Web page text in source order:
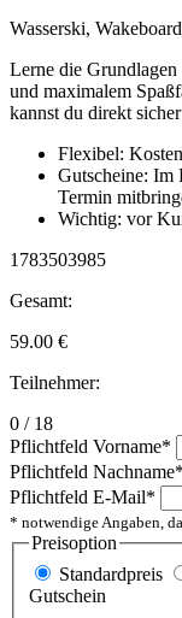
Wasserski,
Lerne die
und maximalem
kannst du direkt
Flexibel:
Gutscheine: Im
Termin
Wichtig: vor
1783503985
Gesamt:
59.00 €
Teilnehmer:
0 / 18
Pflichtfeld Vorname*
Pflichtfeld Nachname*
Pflichtfeld E-Mail*
* notwendige Angaben,
Preisoption
Standardpreis
Gutschein